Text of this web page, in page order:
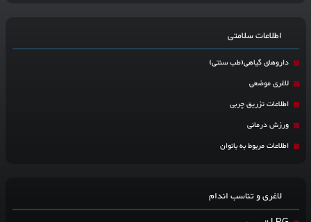
اطلاعات سلامتی
داروهای گیاهی(طب سنتی)
لاغری موضعی
اطلاعات تزریق چربی
ورزش درمانی
اطلاعات مربوط به بانوان
لاغری و تناسب اندام